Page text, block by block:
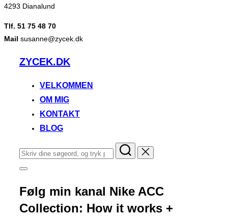
4293 Dianalund
Tlf. 51 75 48 70
Mail susanne@zycek.dk
VidereZYCEK.DK
VELKOMMEN
OM MIG
KONTAKT
BLOG
Søg
efter:
Slå
i
sidekolonne
til/fra
Følg min kanal Nike ACC
Collection: How it works +